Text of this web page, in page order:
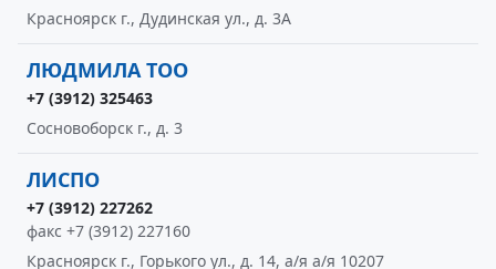
Красноярск г., Дудинская ул., д. 3А
ЛЮДМИЛА ТОО
+7 (3912) 325463
Сосновоборск г., д. 3
ЛИСПО
+7 (3912) 227262
факс +7 (3912) 227160
Красноярск г., Горького ул., д. 14, а/я а/я 10207